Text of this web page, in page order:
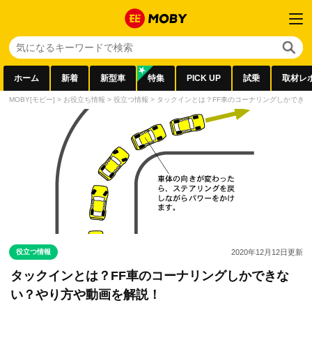
ホーム 新着 新型車 特集 PICK UP 試乗 取材レ
MOBY[モビー] > お役立ち情報 > 役立つ情報 > タックインとは？FF車のコーナリングしかでき
役立つ情報 2020年12月12日更新
タックインとは？FF車のコーナリングしかできな
い？やり方や動画を解説！